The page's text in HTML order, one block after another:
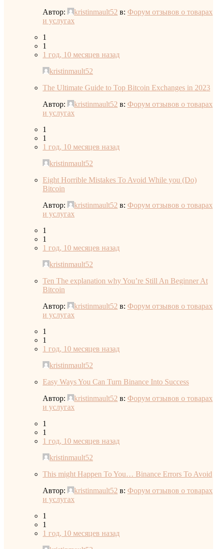
Автор: kristinmault52 в: Форум отзывов о товарах
и услугах
1
1
1 год, 10 месяцев назад
kristinmault52
The Ultimate Guide to Top Bitcoin Exchanges in 2023
Автор:
kristinmault52 в: Форум отзывов о товарах
и услугах
1
1
1 год, 10 месяцев назад
kristinmault52
Eight Horrible Mistakes To Avoid While you (Do)
Bitcoin
Автор:
kristinmault52 в: Форум отзывов о товарах
и услугах
1
1
1 год, 10 месяцев назад
kristinmault52
Ten The explanation why You’re Still An Beginner At
Bitcoin
Автор:
kristinmault52 в: Форум отзывов о товарах
и услугах
1
1
1 год, 10 месяцев назад
kristinmault52
Easy Ways You Can Turn Binance Into Success
Автор:
kristinmault52 в: Форум отзывов о товарах
и услугах
1
1
1 год, 10 месяцев назад
kristinmault52
This might Happen To You… Binance Errors To Avoid
Автор:
kristinmault52 в: Форум отзывов о товарах
и услугах
1
1
1 год, 10 месяцев назад